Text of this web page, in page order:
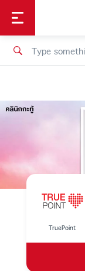
Personal
Shopping
เทรนด์เทคโนโลยี
TruePoint